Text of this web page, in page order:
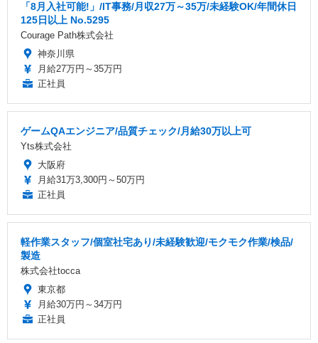
「8月入社可能!」/IT事務/月収27万～35万/未経験OK/年間休日
125日以上 No.5295
Courage Path株式会社
神奈川県
月給27万円～35万円
正社員
ゲームQAエンジニア/品質チェック/月給30万以上可
Yts株式会社
大阪府
月給31万3,300円～50万円
正社員
軽作業スタッフ/個室社宅あり/未経験歓迎/モクモク作業/検品/
製造
株式会社tocca
東京都
月給30万円～34万円
正社員